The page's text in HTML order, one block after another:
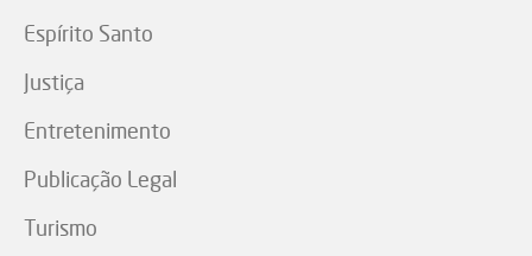
Espírito Santo
Justiça
Entretenimento
Publicação Legal
Turismo